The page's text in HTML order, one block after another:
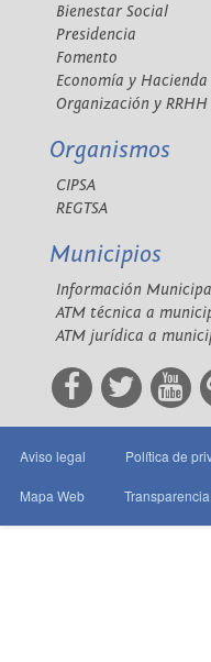
Bienestar Social
Presidencia
Fomento
Economía y Hacienda
Organización y RRHH
Organismos
CIPSA
REGTSA
Municipios
Información
ATM técnica a
ATM jurídica a
Aviso legal Política de
Mapa Web Transparencia